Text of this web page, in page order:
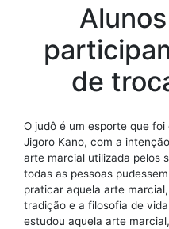
de
O judô é um esporte que
Jigoro Kano, com a
arte marcial utilizada pelos
todas as pessoas
praticar aquela arte
tradição e a filosofia de
estudou aquela arte